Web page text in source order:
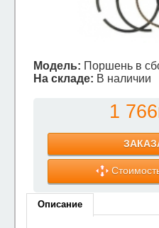
Модель: Поршень в
На складе: В наличии
1
Описание